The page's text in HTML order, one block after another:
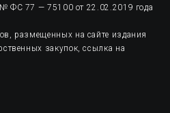
ФС 77 — 75100 от 22.02.2019 года
размещенных на сайте издания
закупок, ссылка на